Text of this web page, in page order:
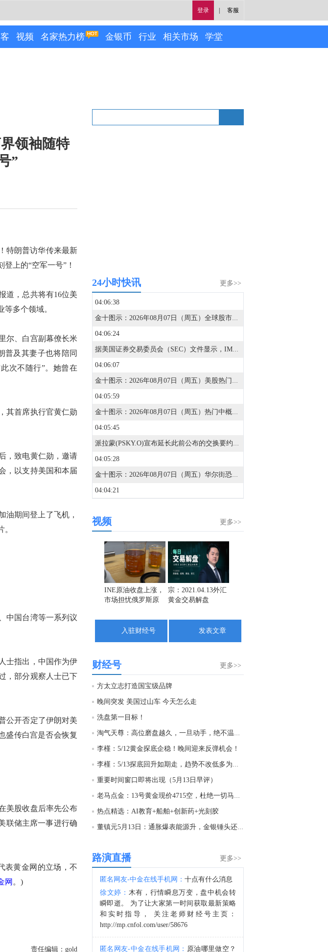
登录 客服
视频 名家热力榜 金银币 行业 相关市场 学堂
领袖随特
”
特朗普访华传来最新
上的“空军一号”！
，总共将有16位美
多个领域。‌‌
尔、白宫副幕僚长米
普及其妻子也将陪同
次不随行”。她曾在
其首席执行官黄仁勋
，致电黄仁勋，邀请
，以支持美国和本届
期间登上了飞机，
中国台湾等一系列议
士指出，中国作为伊
，部分观察人士已下
公开否定了伊朗对美
盛传白宫是否会恢复
美股收盘后率先公布
联储主席一事进行确
黄金网的立场，不
网 。)
责任编辑：gold
更多>>
24小时快讯
04:06:38
金十图示：2026年08月07日（周五）全球股市指数-美洲市场（收盘）
04:06:24
据美国证券交易委员会（SEC）文件显示，IMG财富管理持有212股SpaceX(SPCX.O)A类股份。
04:06:07
金十图示：2026年08月07日（周五）美股热门股票行情一览（美股收盘）
04:05:59
金十图示：2026年08月07日（周五）热门中概股行情一览（美股收盘）
04:05:45
派拉蒙(PSKY.O)宣布延长此前公布的交换要约和要约收购的到期日期。
04:05:28
金十图示：2026年08月07日（周五）华尔街恐惧与贪婪指数（美盘后）
04:04:21
04:03:41
04:03:36
04:03:34
截止至8月4日当周CFTC外汇类非商业持仓报告在金十数据中心更新啦！欢迎点击查看>>
03:38:54
金十数据8月8日讯，当地时间7日获悉，伊朗议会国家安全与外交政策委员会发言人哈桑·卡什卡维表示，伊朗与阿曼已明确霍尔木兹海峡航运相关的谅解备忘录的总体框架，最终文本及具体细节将于近期对外公布。8月6日，伊朗方面公开拟议的霍尔木兹海峡战略管理方案初步文本细节，内容包括禁止敌对方面通过海峡等，违反规定者将被处以最高达货物价值20%的罚款。伊朗近期多次强调，霍尔木兹海峡相关安排应仅由伊朗和阿曼协商决定，绝不接受任何外部势力介入。而美国总统特朗普6日表示，美方正参与有关霍尔木兹海峡的谈判。（央视新闻）
03:34:11
美国商品期货交易委员会（CFTC）：截至8月4日当周，日元净空头头寸为45,473份合约。欧元净空头头寸为58,091份合约。英镑净空头头寸为57,814份合约。瑞郎净空头头寸为32,822份合约。
更多>>
视频
INE原油收盘上涨，
市场担忧俄罗斯原
宗：2021.04.13外汇
黄金交易解盘
入驻财经号 发表文章
更多>>
财经号
方太立志打造国宝级品牌
晚间突发 美国过山车 今天怎么走
洗盘第一目标！
淘气天尊：高位磨盘越久，一旦动手，绝不温柔！
李槿：5/12黄金探底企稳！晚间迎来反弹机会！
李槿：5/13探底回升如期走，趋势不改低多为主！
重要时间窗口即将出现（5月13日早评）
老马点金：13号黄金现价4715空，杜绝一切马后炮！
热点精选：AI教育+船舶+创新药+光刻胶
董镇元5月13日：通胀爆表能源升，金银锤头还需多
更多>>
路演直播
匿名网友-中金在线手机网： 十点有什么消息
徐文婷： 木有，行情瞬息万变，盘中机会转
瞬即逝。 为了让大家第一时间获取最新策略
和实时指导， 关注老师财经号主页：
http://mp.cnfol.com/user/58676
匿名网友-中金在线手机网： 原油哪里做空？